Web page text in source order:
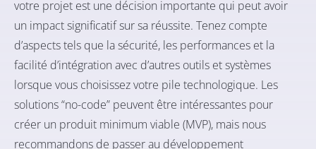
votre projet est une décision importante qui peut avoir
un impact significatif sur sa réussite. Tenez compte
d’aspects tels que la sécurité, les performances et la
facilité d’intégration avec d’autres outils et systèmes
lorsque vous choisissez votre pile technologique. Les
solutions “no-code” peuvent être intéressantes pour
créer un produit minimum viable (MVP), mais nous
recommandons de passer au développement